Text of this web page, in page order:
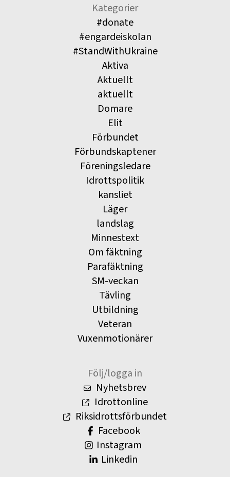
Kategorier
#donate
#engardeiskolan
#StandWithUkraine
Aktiva
Aktuellt
aktuellt
Domare
Elit
Förbundet
Förbundskaptener
Föreningsledare
Idrottspolitik
kansliet
Läger
landslag
Minnestext
Om fäktning
Parafäktning
SM-veckan
Tävling
Utbildning
Veteran
Vuxenmotionärer
Följ/logga in
Nyhetsbrev
Idrottonline
Riksidrottsförbundet
Facebook
Instagram
Linkedin